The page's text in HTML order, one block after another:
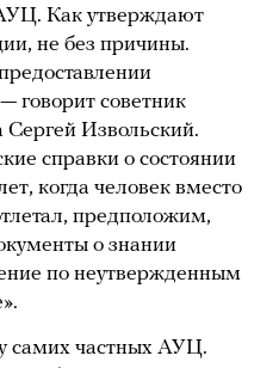
Как утверждают
не без причины.
говорит советник
Сергей Извольский.
справки о состоянии
когда человек вместо
предположим,
о знании
по неутвержденным
самих частных АУЦ.